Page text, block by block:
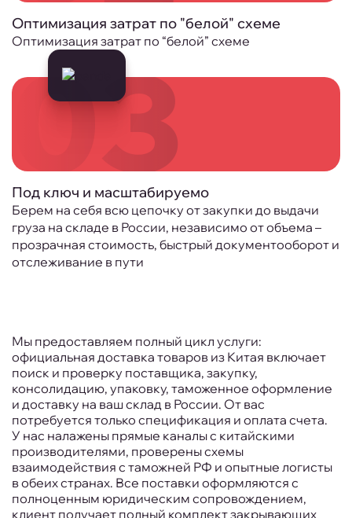
Оптимизация затрат по "белой" схеме
Оптимизация затрат по “белой” схеме
03
Под ключ и масштабируемо
Берем на себя всю цепочку от закупки до выдачи
груза на складе в России, независимо от объема –
прозрачная стоимость, быстрый документооборот и
отслеживание в пути
Мы предоставляем полный цикл услуги:
официальная доставка товаров из Китая включает
поиск и проверку поставщика, закупку,
консолидацию, упаковку, таможенное оформление
и доставку на ваш склад в России. От вас
потребуется только спецификация и оплата счета.
У нас налажены прямые каналы с китайскими
производителями, проверены схемы
взаимодействия с таможней РФ и опытные логисты
в обеих странах. Все поставки оформляются с
полноценным юридическим сопровождением,
клиент получает полный комплект закрывающих